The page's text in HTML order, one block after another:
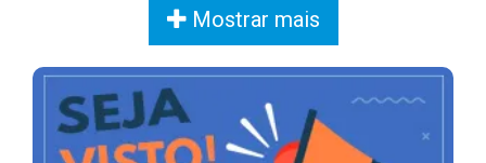
Mostrar mais